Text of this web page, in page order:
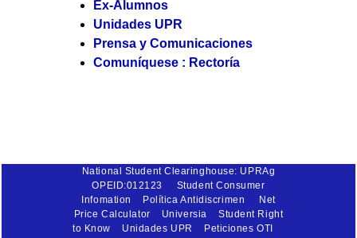
Ex-Alumnos
Unidades UPR
Prensa y Comunicaciones
Comuníquese : Rectoría
National Student Clearinghouse: UPRAg
OPEID:012123
Student Consumer
Infomation
Política Antidiscrimen
Net
Price Calculator
Universia
Student Right
to Know
Unidades UPR
Peticiones OTI